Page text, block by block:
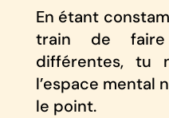
En étant
train de faire
différentes, tu
l’espace mental
le point.